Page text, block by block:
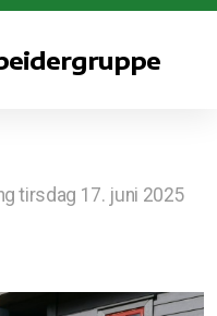
tirsdag 17. juni 2025